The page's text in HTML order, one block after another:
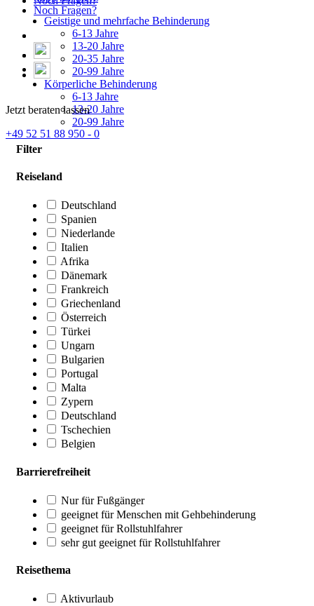
Noch Fragen?
Jetzt beraten lassen
+49 52 51 88 950 - 0
Geistige und mehrfache Behinderung
6-13 Jahre
13-20 Jahre
20-35 Jahre
20-99 Jahre
Körperliche Behinderung
6-13 Jahre
13-20 Jahre
20-99 Jahre
Filter
Reiseland
Deutschland
Spanien
Niederlande
Italien
Afrika
Dänemark
Frankreich
Griechenland
Österreich
Türkei
Ungarn
Bulgarien
Portugal
Malta
Zypern
Deutschland
Tschechien
Belgien
Barrierefreiheit
Nur für Fußgänger
geeignet für Menschen mit Gehbehinderung
geeignet für Rollstuhlfahrer
sehr gut geeignet für Rollstuhlfahrer
Reisethema
Aktivurlaub